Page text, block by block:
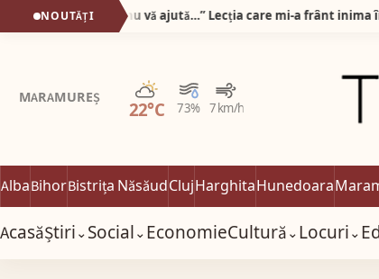
NOUTĂȚI
MARAMUREȘ
22°C 73% 7 km/h
Parțial noros
AlbaBihorBistrița NăsăudClujHarghitaHunedoara
AcasăȘtiri⌄Social⌄EconomieCultură⌄Locuri⌄